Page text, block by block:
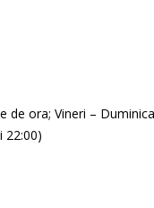
ora; Vineri –
22:00)